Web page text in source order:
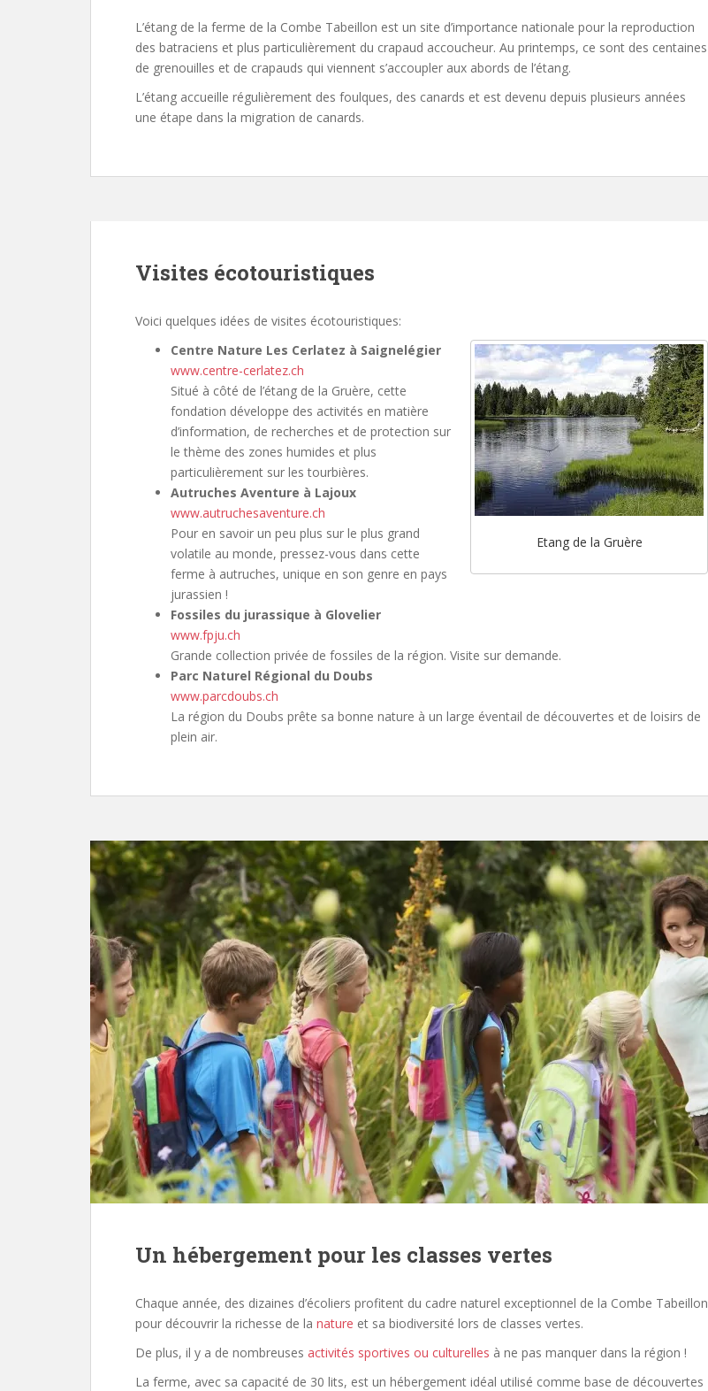
L’étang de la ferme de la Combe Tabeillon est un site d’importance nationale pour la reproduction
des batraciens et plus particulièrement du crapaud accoucheur. Au printemps, ce sont des centaines
de grenouilles et de crapauds qui viennent s’accoupler aux abords de l’étang.
L’étang accueille régulièrement des foulques, des canards et est devenu depuis plusieurs années
une étape dans la migration de canards.
Visites écotouristiques
Voici quelques idées de visites écotouristiques:
Etang de la Gruère
Centre Nature Les Cerlatez à Saignelégier
www.centre-cerlatez.ch
Situé à côté de l’étang de la Gruère, cette
fondation développe des activités en matière
d’information, de recherches et de protection sur
le thème des zones humides et plus
particulièrement sur les tourbières.
Autruches Aventure à Lajoux
www.autruchesaventure.ch
Pour en savoir un peu plus sur le plus grand
volatile au monde, pressez-vous dans cette
ferme à autruches, unique en son genre en pays
jurassien !
Fossiles du jurassique à Glovelier
www.fpju.ch
Grande collection privée de fossiles de la région. Visite sur demande.
Parc Naturel Régional du Doubs
www.parcdoubs.ch
La région du Doubs prête sa bonne nature à un large éventail de découvertes et de loisirs de
plein air.
Un hébergement pour les classes vertes
Chaque année, des dizaines d’écoliers profitent du cadre naturel exceptionnel de la Combe Tabeillon
pour découvrir la richesse de la nature et sa biodiversité lors de classes vertes.
De plus, il y a de nombreuses activités sportives ou culturelles à ne pas manquer dans la région !
La ferme, avec sa capacité de 30 lits, est un hébergement idéal utilisé comme base de découvertes